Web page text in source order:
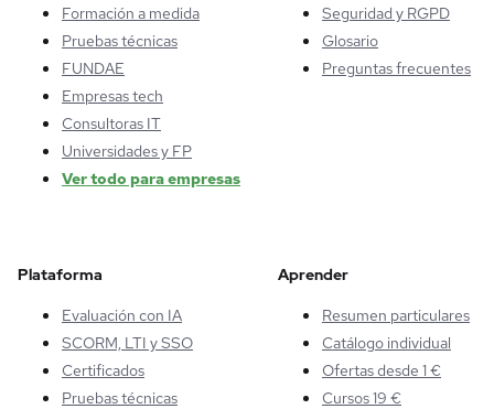
Formación a medida
Pruebas técnicas
FUNDAE
Empresas tech
Consultoras IT
Universidades y FP
Ver todo para empresas
Seguridad y RGPD
Glosario
Preguntas frecuentes
Plataforma
Evaluación con IA
SCORM, LTI y SSO
Certificados
Pruebas técnicas
Aprender
Resumen particulares
Catálogo individual
Ofertas desde 1 €
Cursos 19 €